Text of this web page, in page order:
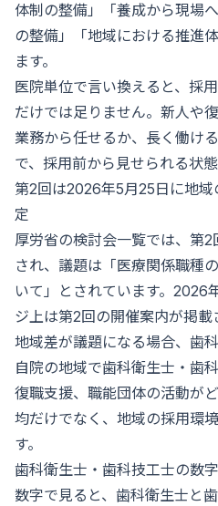
体制の整備」「養成から現場
の整備」「地域における推進
ます。
医院単位で言い換えると、採
だけでは足りません。新人や
業務から任せるか、長く働け
で、採用前から見せられる状
第2回は2026年5月25日に地
定
厚労省の検討会一覧では、第
され、議題は「医療関係職種
いて」とされています。2026
ジ上は第2回の開催案内が掲載
地域差が議題になる場合、歯
自院の地域で歯科衛生士・歯
復職支援、職能団体の活動が
均だけでなく、地域の採用環
す。
歯科衛生士・歯科技工士の数
数字で見ると、歯科衛生士と